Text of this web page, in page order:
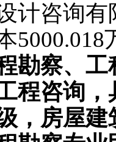
计咨询有
5000.018
勘察、工
程咨询，
， 房屋建